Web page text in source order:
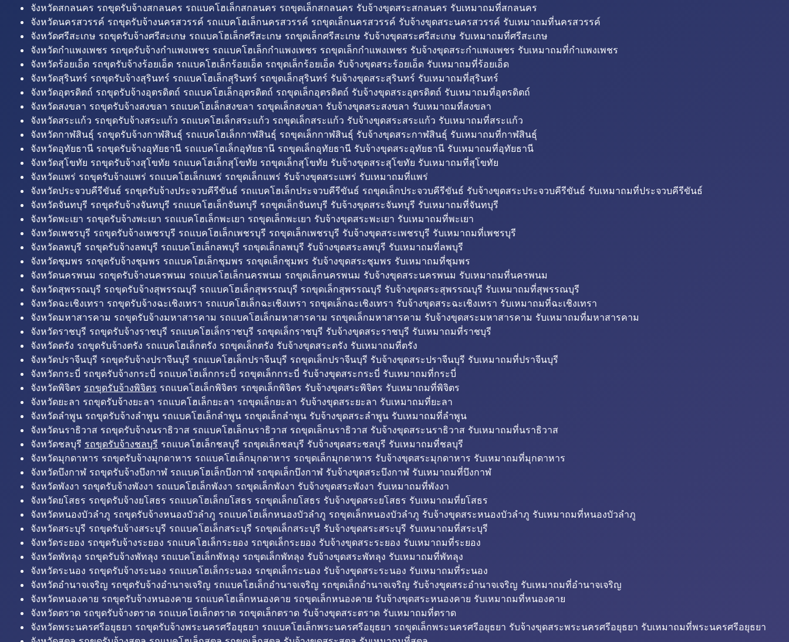
จังหวัดสกลนคร รถขุดรับจ้างสกลนคร รถแบคโฮเล็กสกลนคร รถขุดเล็กสกลนคร รับจ้างขุดสระสกลนคร รับเหมาถมที่สกลนคร
จังหวัดนครสวรรค์ รถขุดรับจ้างนครสวรรค์ รถแบคโฮเล็กนครสวรรค์ รถขุดเล็กนครสวรรค์ รับจ้างขุดสระนครสวรรค์ รับเหมาถมที่นครสวรรค์
จังหวัดศรีสะเกษ รถขุดรับจ้างศรีสะเกษ รถแบคโฮเล็กศรีสะเกษ รถขุดเล็กศรีสะเกษ รับจ้างขุดสระศรีสะเกษ รับเหมาถมที่ศรีสะเกษ
จังหวัดกำแพงเพชร รถขุดรับจ้างกำแพงเพชร รถแบคโฮเล็กกำแพงเพชร รถขุดเล็กกำแพงเพชร รับจ้างขุดสระกำแพงเพชร รับเหมาถมที่กำแพงเพชร
จังหวัดร้อยเอ็ด รถขุดรับจ้างร้อยเอ็ด รถแบคโฮเล็กร้อยเอ็ด รถขุดเล็กร้อยเอ็ด รับจ้างขุดสระร้อยเอ็ด รับเหมาถมที่ร้อยเอ็ด
จังหวัดสุรินทร์ รถขุดรับจ้างสุรินทร์ รถแบคโฮเล็กสุรินทร์ รถขุดเล็กสุรินทร์ รับจ้างขุดสระสุรินทร์ รับเหมาถมที่สุรินทร์
จังหวัดอุตรดิตถ์ รถขุดรับจ้างอุตรดิตถ์ รถแบคโฮเล็กอุตรดิตถ์ รถขุดเล็กอุตรดิตถ์ รับจ้างขุดสระอุตรดิตถ์ รับเหมาถมที่อุตรดิตถ์
จังหวัดสงขลา รถขุดรับจ้างสงขลา รถแบคโฮเล็กสงขลา รถขุดเล็กสงขลา รับจ้างขุดสระสงขลา รับเหมาถมที่สงขลา
จังหวัดสระแก้ว รถขุดรับจ้างสระแก้ว รถแบคโฮเล็กสระแก้ว รถขุดเล็กสระแก้ว รับจ้างขุดสระสระแก้ว รับเหมาถมที่สระแก้ว
จังหวัดกาฬสินธุ์ รถขุดรับจ้างกาฬสินธุ์ รถแบคโฮเล็กกาฬสินธุ์ รถขุดเล็กกาฬสินธุ์ รับจ้างขุดสระกาฬสินธุ์ รับเหมาถมที่กาฬสินธุ์
จังหวัดอุทัยธานี รถขุดรับจ้างอุทัยธานี รถแบคโฮเล็กอุทัยธานี รถขุดเล็กอุทัยธานี รับจ้างขุดสระอุทัยธานี รับเหมาถมที่อุทัยธานี
จังหวัดสุโขทัย รถขุดรับจ้างสุโขทัย รถแบคโฮเล็กสุโขทัย รถขุดเล็กสุโขทัย รับจ้างขุดสระสุโขทัย รับเหมาถมที่สุโขทัย
จังหวัดแพร่ รถขุดรับจ้างแพร่ รถแบคโฮเล็กแพร่ รถขุดเล็กแพร่ รับจ้างขุดสระแพร่ รับเหมาถมที่แพร่
จังหวัดประจวบคีรีขันธ์ รถขุดรับจ้างประจวบคีรีขันธ์ รถแบคโฮเล็กประจวบคีรีขันธ์ รถขุดเล็กประจวบคีรีขันธ์ รับจ้างขุดสระประจวบคีรีขันธ์ รับเหมาถมที่ประจวบคีรีขันธ์
จังหวัดจันทบุรี รถขุดรับจ้างจันทบุรี รถแบคโฮเล็กจันทบุรี รถขุดเล็กจันทบุรี รับจ้างขุดสระจันทบุรี รับเหมาถมที่จันทบุรี
จังหวัดพะเยา รถขุดรับจ้างพะเยา รถแบคโฮเล็กพะเยา รถขุดเล็กพะเยา รับจ้างขุดสระพะเยา รับเหมาถมที่พะเยา
จังหวัดเพชรบุรี รถขุดรับจ้างเพชรบุรี รถแบคโฮเล็กเพชรบุรี รถขุดเล็กเพชรบุรี รับจ้างขุดสระเพชรบุรี รับเหมาถมที่เพชรบุรี
จังหวัดลพบุรี รถขุดรับจ้างลพบุรี รถแบคโฮเล็กลพบุรี รถขุดเล็กลพบุรี รับจ้างขุดสระลพบุรี รับเหมาถมที่ลพบุรี
จังหวัดชุมพร รถขุดรับจ้างชุมพร รถแบคโฮเล็กชุมพร รถขุดเล็กชุมพร รับจ้างขุดสระชุมพร รับเหมาถมที่ชุมพร
จังหวัดนครพนม รถขุดรับจ้างนครพนม รถแบคโฮเล็กนครพนม รถขุดเล็กนครพนม รับจ้างขุดสระนครพนม รับเหมาถมที่นครพนม
จังหวัดสุพรรณบุรี รถขุดรับจ้างสุพรรณบุรี รถแบคโฮเล็กสุพรรณบุรี รถขุดเล็กสุพรรณบุรี รับจ้างขุดสระสุพรรณบุรี รับเหมาถมที่สุพรรณบุรี
จังหวัดฉะเชิงเทรา รถขุดรับจ้างฉะเชิงเทรา รถแบคโฮเล็กฉะเชิงเทรา รถขุดเล็กฉะเชิงเทรา รับจ้างขุดสระฉะเชิงเทรา รับเหมาถมที่ฉะเชิงเทรา
จังหวัดมหาสารคาม รถขุดรับจ้างมหาสารคาม รถแบคโฮเล็กมหาสารคาม รถขุดเล็กมหาสารคาม รับจ้างขุดสระมหาสารคาม รับเหมาถมที่มหาสารคาม
จังหวัดราชบุรี รถขุดรับจ้างราชบุรี รถแบคโฮเล็กราชบุรี รถขุดเล็กราชบุรี รับจ้างขุดสระราชบุรี รับเหมาถมที่ราชบุรี
จังหวัดตรัง รถขุดรับจ้างตรัง รถแบคโฮเล็กตรัง รถขุดเล็กตรัง รับจ้างขุดสระตรัง รับเหมาถมที่ตรัง
จังหวัดปราจีนบุรี รถขุดรับจ้างปราจีนบุรี รถแบคโฮเล็กปราจีนบุรี รถขุดเล็กปราจีนบุรี รับจ้างขุดสระปราจีนบุรี รับเหมาถมที่ปราจีนบุรี
จังหวัดกระบี่ รถขุดรับจ้างกระบี่ รถแบคโฮเล็กกระบี่ รถขุดเล็กกระบี่ รับจ้างขุดสระกระบี่ รับเหมาถมที่กระบี่
จังหวัดพิจิตร รถขุดรับจ้างพิจิตร รถแบคโฮเล็กพิจิตร รถขุดเล็กพิจิตร รับจ้างขุดสระพิจิตร รับเหมาถมที่พิจิตร
จังหวัดยะลา รถขุดรับจ้างยะลา รถแบคโฮเล็กยะลา รถขุดเล็กยะลา รับจ้างขุดสระยะลา รับเหมาถมที่ยะลา
จังหวัดลำพูน รถขุดรับจ้างลำพูน รถแบคโฮเล็กลำพูน รถขุดเล็กลำพูน รับจ้างขุดสระลำพูน รับเหมาถมที่ลำพูน
จังหวัดนราธิวาส รถขุดรับจ้างนราธิวาส รถแบคโฮเล็กนราธิวาส รถขุดเล็กนราธิวาส รับจ้างขุดสระนราธิวาส รับเหมาถมที่นราธิวาส
จังหวัดชลบุรี รถขุดรับจ้างชลบุรี รถแบคโฮเล็กชลบุรี รถขุดเล็กชลบุรี รับจ้างขุดสระชลบุรี รับเหมาถมที่ชลบุรี
จังหวัดมุกดาหาร รถขุดรับจ้างมุกดาหาร รถแบคโฮเล็กมุกดาหาร รถขุดเล็กมุกดาหาร รับจ้างขุดสระมุกดาหาร รับเหมาถมที่มุกดาหาร
จังหวัดบึงกาฬ รถขุดรับจ้างบึงกาฬ รถแบคโฮเล็กบึงกาฬ รถขุดเล็กบึงกาฬ รับจ้างขุดสระบึงกาฬ รับเหมาถมที่บึงกาฬ
จังหวัดพังงา รถขุดรับจ้างพังงา รถแบคโฮเล็กพังงา รถขุดเล็กพังงา รับจ้างขุดสระพังงา รับเหมาถมที่พังงา
จังหวัดยโสธร รถขุดรับจ้างยโสธร รถแบคโฮเล็กยโสธร รถขุดเล็กยโสธร รับจ้างขุดสระยโสธร รับเหมาถมที่ยโสธร
จังหวัดหนองบัวลำภู รถขุดรับจ้างหนองบัวลำภู รถแบคโฮเล็กหนองบัวลำภู รถขุดเล็กหนองบัวลำภู รับจ้างขุดสระหนองบัวลำภู รับเหมาถมที่หนองบัวลำภู
จังหวัดสระบุรี รถขุดรับจ้างสระบุรี รถแบคโฮเล็กสระบุรี รถขุดเล็กสระบุรี รับจ้างขุดสระสระบุรี รับเหมาถมที่สระบุรี
จังหวัดระยอง รถขุดรับจ้างระยอง รถแบคโฮเล็กระยอง รถขุดเล็กระยอง รับจ้างขุดสระระยอง รับเหมาถมที่ระยอง
จังหวัดพัทลุง รถขุดรับจ้างพัทลุง รถแบคโฮเล็กพัทลุง รถขุดเล็กพัทลุง รับจ้างขุดสระพัทลุง รับเหมาถมที่พัทลุง
จังหวัดระนอง รถขุดรับจ้างระนอง รถแบคโฮเล็กระนอง รถขุดเล็กระนอง รับจ้างขุดสระระนอง รับเหมาถมที่ระนอง
จังหวัดอำนาจเจริญ รถขุดรับจ้างอำนาจเจริญ รถแบคโฮเล็กอำนาจเจริญ รถขุดเล็กอำนาจเจริญ รับจ้างขุดสระอำนาจเจริญ รับเหมาถมที่อำนาจเจริญ
จังหวัดหนองคาย รถขุดรับจ้างหนองคาย รถแบคโฮเล็กหนองคาย รถขุดเล็กหนองคาย รับจ้างขุดสระหนองคาย รับเหมาถมที่หนองคาย
จังหวัดตราด รถขุดรับจ้างตราด รถแบคโฮเล็กตราด รถขุดเล็กตราด รับจ้างขุดสระตราด รับเหมาถมที่ตราด
จังหวัดพระนครศรีอยุธยา รถขุดรับจ้างพระนครศรีอยุธยา รถแบคโฮเล็กพระนครศรีอยุธยา รถขุดเล็กพระนครศรีอยุธยา รับจ้างขุดสระพระนครศรีอยุธยา รับเหมาถมที่พระนครศรีอยุธยา